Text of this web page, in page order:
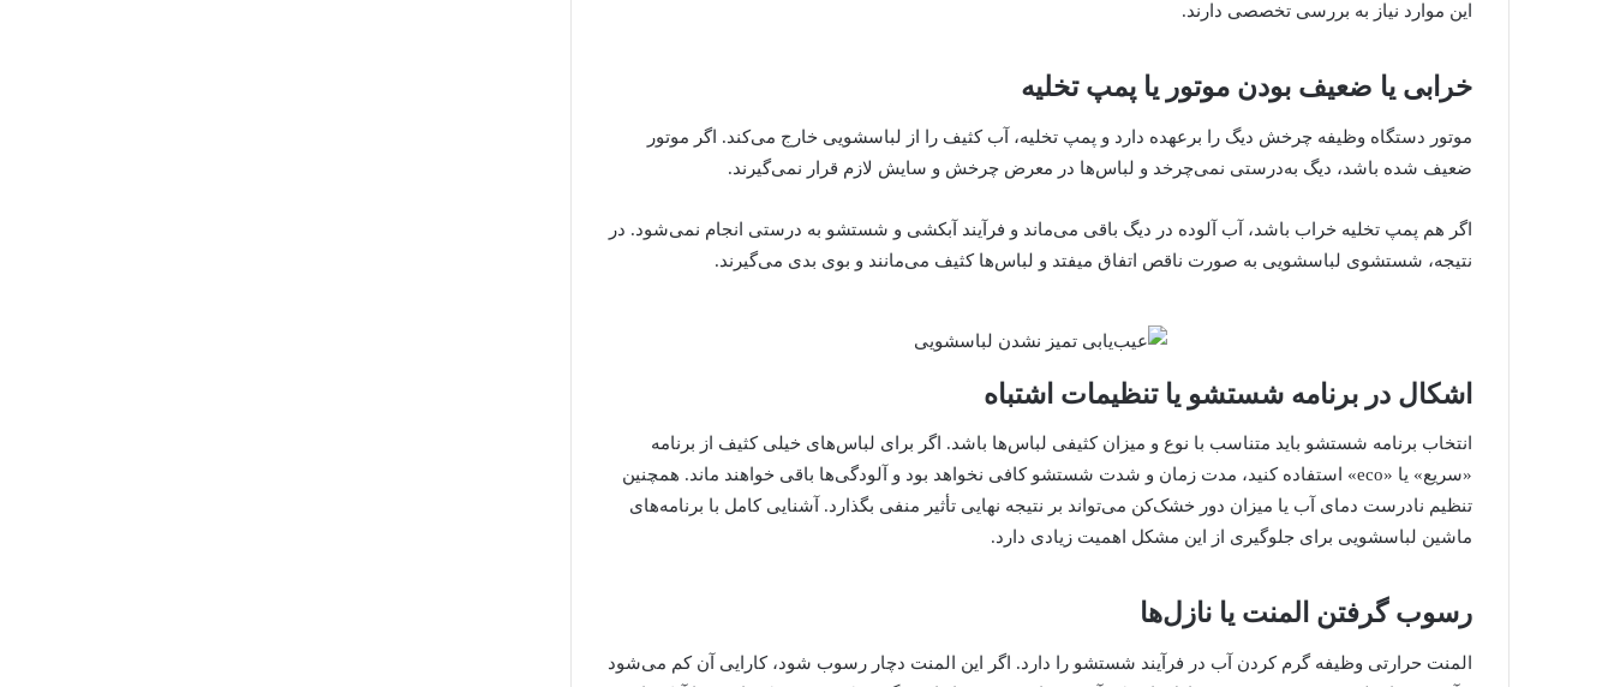
این موارد نیاز به بررسی تخصصی دارند.
خرابی یا ضعیف بودن موتور یا پمپ تخلیه
موتور دستگاه وظیفه چرخش دیگ را برعهده دارد و پمپ تخلیه، آب کثیف را از لباسشویی خارج می‌کند. اگر موتور
ضعیف شده باشد، دیگ به‌درستی نمی‌چرخد و لباس‌ها در معرض چرخش و سایش لازم قرار نمی‌گیرند.
اگر هم پمپ تخلیه خراب باشد، آب آلوده در دیگ باقی می‌ماند و فرآیند آبکشی و شستشو به درستی انجام نمی‌شود. در
نتیجه، شستشوی لباسشویی به صورت ناقص اتفاق میفتد و لباس‌ها کثیف می‌مانند و بوی بدی می‌گیرند.
اشکال در برنامه شستشو یا تنظیمات اشتباه
انتخاب برنامه شستشو باید متناسب با نوع و میزان کثیفی لباس‌ها باشد. اگر برای لباس‌های خیلی کثیف از برنامه
«سریع» یا «eco» استفاده کنید، مدت زمان و شدت شستشو کافی نخواهد بود و آلودگی‌ها باقی خواهند ماند. همچنین
تنظیم نادرست دمای آب یا میزان دور خشک‌کن می‌تواند بر نتیجه نهایی تأثیر منفی بگذارد. آشنایی کامل با برنامه‌های
ماشین لباسشویی برای جلوگیری از این مشکل اهمیت زیادی دارد.
رسوب گرفتن المنت یا نازل‌ها
المنت حرارتی وظیفه گرم کردن آب در فرآیند شستشو را دارد. اگر این المنت دچار رسوب شود، کارایی آن کم می‌شود